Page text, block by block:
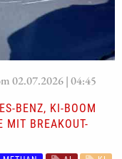
02.07.2026 | 04:45
BENZ, KI-BOOM
MIT BREAKOUT-